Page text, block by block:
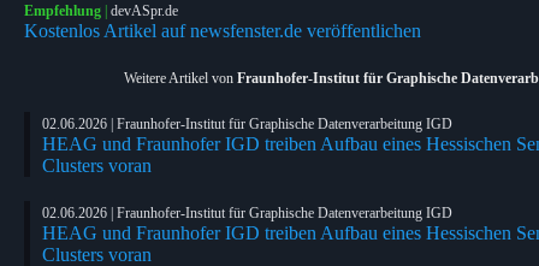
Empfehlung | devASpr.de
Kostenlos Artikel auf newsfenster.de veröffentlichen
Weitere Artikel von Fraunhofer-Institut für Graphische
02.06.2026 | Fraunhofer-Institut für Graphische Datenverarbeitung IGD
HEAG und Fraunhofer IGD treiben Aufbau eines Hessischen
Clusters voran
02.06.2026 | Fraunhofer-Institut für Graphische Datenverarbeitung IGD
HEAG und Fraunhofer IGD treiben Aufbau eines Hessischen
Clusters voran